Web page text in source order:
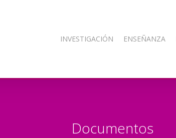
INVESTIGACIÓN ENSEÑANZA
Documentos